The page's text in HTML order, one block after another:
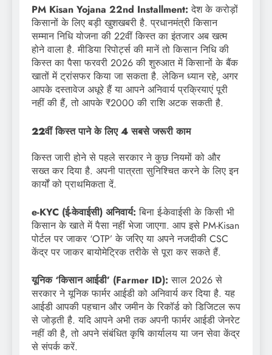
PM Kisan Yojana 22nd Installment:देश के करोड़ों
किसानों के लिए बड़ी खुशखबरी है. प्रधानमंत्री किसान
सम्मान निधि योजना की 22वीं किस्त का इंतजार अब खत्म
होने वाला है. मीडिया रिपोर्ट्स की मानें तो किसान निधि की
किस्त का पैसा फरवरी 2026 की शुरुआत में किसानों के बैंक
खातों में ट्रांसफर किया जा सकता है. लेकिन ध्यान रहे, अगर
आपके दस्तावेज अधूरे हैं या आपने अनिवार्य प्रक्रियाएं पूरी
नहीं की हैं, तो आपके ₹2000 की राशि अटक सकती है.
22वीं किस्त पाने के लिए 4 सबसे जरूरी काम
किस्त जारी होने से पहले सरकार ने कुछ नियमों को और
सख्त कर दिया है. अपनी पात्रता सुनिश्चित करने के लिए इन
कार्यों को प्राथमिकता दें.
e-KYC (ई-केवाईसी) अनिवार्य: बिना ई-केवाईसी के किसी भी
किसान के खाते में पैसा नहीं भेजा जाएगा. आप इसे PM-Kisan
पोर्टल पर जाकर ‘OTP’ के जरिए या अपने नजदीकी CSC
केंद्र पर जाकर बायोमेट्रिक तरीके से पूरा कर सकते हैं.
यूनिक ‘किसान आईडी’ (Farmer ID):साल 2026 से
सरकार ने यूनिक फार्मर आईडी को अनिवार्य कर दिया है. यह
आईडी आपकी पहचान और जमीन के रिकॉर्ड को डिजिटल रूप
से जोड़ती है. यदि आपने अभी तक अपनी फार्मर आईडी जेनरेट
नहीं की है, तो अपने संबंधित कृषि कार्यालय या जन सेवा केंद्र
से संपर्क करें.